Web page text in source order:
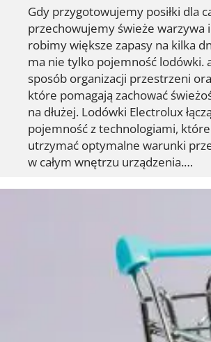
Gdy przygotowujemy posiłki dla
przechowujemy świeże warzywa
robimy większe zapasy na kilka
ma nie tylko pojemność lodówki.
sposób organizacji przestrzeni
które pomagają zachować
na dłużej. Lodówki Electrolux
pojemność z technologiami,
utrzymać optymalne warunki
w całym wnętrzu urządzenia.…